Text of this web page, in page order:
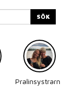
SÖK
Pralinsystrarna